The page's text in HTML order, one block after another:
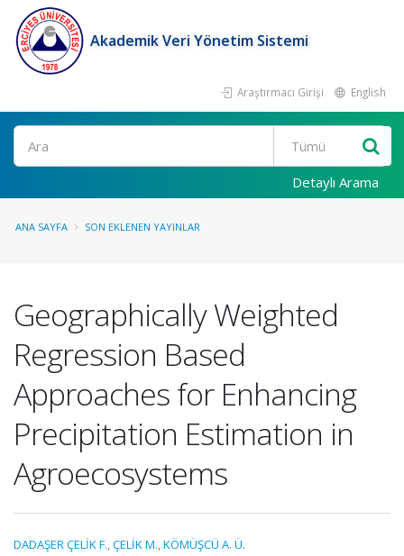
Akademik Veri Yönetim Sistemi
Araştırmacı Girişi English
Ara
Detaylı Arama
ANA SAYFA SON EKLENEN YAYINLAR
Geographically Weighted
Regression Based
Approaches for Enhancing
Precipitation Estimation in
Agroecosystems
DADAŞER ÇELİK F.,ÇELİK M.,KÖMÜŞCÜ A. Ü.